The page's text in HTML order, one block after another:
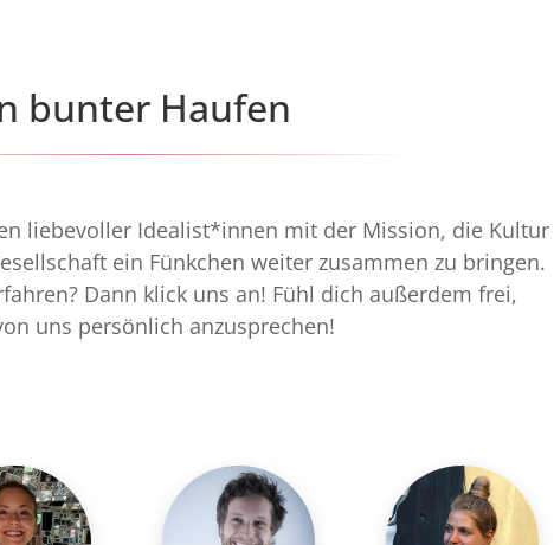
bunter Haufen
liebevoller Idealist*innen mit der Mission, die Kultur
ein Fünkchen weiter zusammen zu bringen.
Dann klick uns an! Fühl dich außerdem frei,
uns persönlich anzusprechen!